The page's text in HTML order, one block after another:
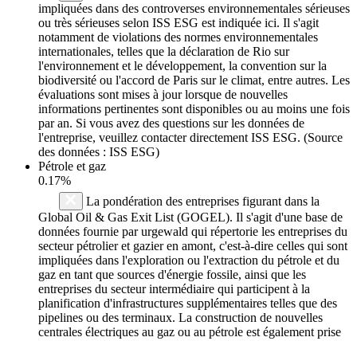
impliquées dans des controverses environnementales sérieuses
ou très sérieuses selon ISS ESG est indiquée ici. Il s'agit
notamment de violations des normes environnementales
internationales, telles que la déclaration de Rio sur
l'environnement et le développement, la convention sur la
biodiversité ou l'accord de Paris sur le climat, entre autres. Les
évaluations sont mises à jour lorsque de nouvelles
informations pertinentes sont disponibles ou au moins une fois
par an. Si vous avez des questions sur les données de
l'entreprise, veuillez contacter directement ISS ESG. (Source
des données : ISS ESG)
Pétrole et gaz
0.17%
La pondération des entreprises figurant dans la
Global Oil & Gas Exit List (GOGEL). Il s'agit d'une base de
données fournie par urgewald qui répertorie les entreprises du
secteur pétrolier et gazier en amont, c'est-à-dire celles qui sont
impliquées dans l'exploration ou l'extraction du pétrole et du
gaz en tant que sources d'énergie fossile, ainsi que les
entreprises du secteur intermédiaire qui participent à la
planification d'infrastructures supplémentaires telles que des
pipelines ou des terminaux. La construction de nouvelles
centrales électriques au gaz ou au pétrole est également prise